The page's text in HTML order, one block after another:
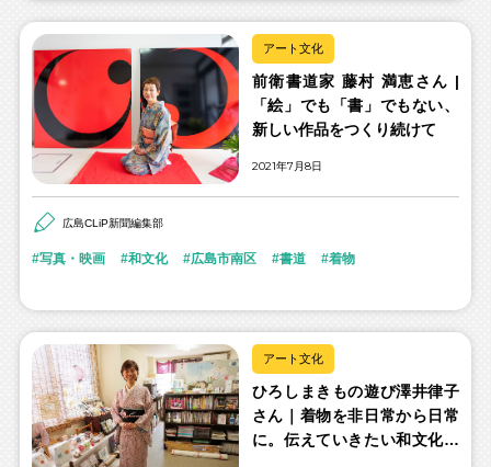
アート文化
前衛書道家 藤村 満恵さん |
「絵」でも「書」でもない、
新しい作品をつくり続けて
2021年7月8日
広島CLiP新聞編集部
写真・映画 和文化 広島市南区 書道 着物
アート文化
ひろしまきもの遊び澤井律子
さん｜着物を非日常から日常
に。伝えていきたい和文化の